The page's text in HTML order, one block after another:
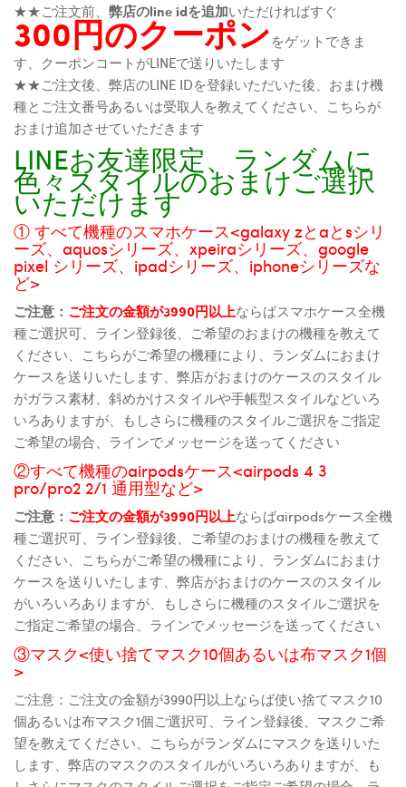
★★ご注文前、 弊店のline idを追加いただければすぐ
300円のクーポンをゲットできま
す、クーポンコートがLINEで送りいたします
★★ご注文後、弊店のLINE IDを登録いただいた後、おまけ機
種とご注文番号あるいは受取人を教えてください、こちらが
おまけ追加させていただきます
LINEお友達限定、ランダムに
色々スタイルのおまけご選択
いただけます
① すべて機種のスマホケース<galaxy zとaとsシリ
ーズ、aquosシリーズ、xpeiraシリーズ、google
pixel シリーズ、ipadシリーズ、iphoneシリーズな
ど>
ご注意： ご注文の金額が3990円以上ならばスマホケース全機
種ご選択可、ライン登録後、ご希望のおまけの機種を教えて
ください、こちらがご希望の機種により、ランダムにおまけ
ケースを送りいたします、弊店がおまけのケースのスタイル
がガラス素材、斜めかけスタイルや手帳型スタイルなどいろ
いろありますが、もしさらに機種のスタイルご選択をご指定
ご希望の場合、ラインでメッセージを送ってください
②すべて機種のairpodsケース<airpods 4 3
pro/pro2 2/1 通用型など>
ご注意： ご注文の金額が3990円以上ならばairpodsケース全機
種ご選択可、ライン登録後、ご希望のおまけの機種を教えて
ください、こちらがご希望の機種により、ランダムにおまけ
ケースを送りいたします、弊店がおまけのケースのスタイル
がいろいろありますが、もしさらに機種のスタイルご選択を
ご指定ご希望の場合、ラインでメッセージを送ってください
③マスク<使い捨てマスク10個あるいは布マスク1個
>
ご注意：ご注文の金額が3990円以上ならば使い捨てマスク10
個あるいは布マスク1個ご選択可、ライン登録後、マスクご希
望を教えてください、こちらがランダムにマスクを送りいた
します、弊店のマスクのスタイルがいろいろありますが、も